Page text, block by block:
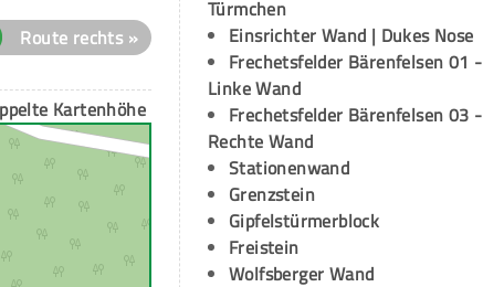
Route rechts »
Kartenhöhe
Türmchen
Einsrichter Wand | Dukes Nose
Frechetsfelder Bärenfelsen 01 -
Linke Wand
Frechetsfelder Bärenfelsen 03 -
Rechte Wand
Stationenwand
Grenzstein
Gipfelstürmerblock
Freistein
Wolfsberger Wand